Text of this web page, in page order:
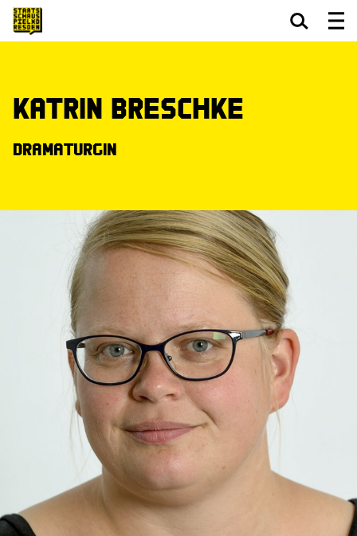
Katrin Breschke
Dramaturgin